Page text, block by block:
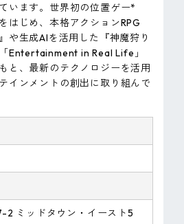
います。世界初の位置ゲー*
はじめ、本格アクションRPG
や生成AIを活用した『神魔狩り
Entertainment in Real Life」
と、最新のテクノロジーを活用
インメントの創出に取り組んで
2 ミッドタウン・イースト5